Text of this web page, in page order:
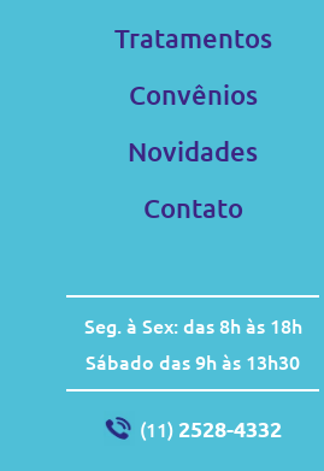
Tratamentos
Convênios
Novidades
Contato
Seg. à Sex: das 8h às 18h
Sábado das 9h às 13h30
(11) 2528-4332